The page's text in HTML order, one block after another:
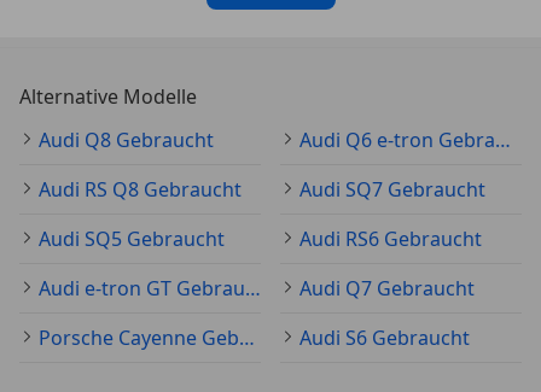
Alternative Modelle
Audi Q8 Gebraucht
Audi Q6 e-tron Gebraucht
Audi RS Q8 Gebraucht
Audi SQ7 Gebraucht
Audi SQ5 Gebraucht
Audi RS6 Gebraucht
Audi e-tron GT Gebraucht
Audi Q7 Gebraucht
Porsche Cayenne Gebraucht
Audi S6 Gebraucht